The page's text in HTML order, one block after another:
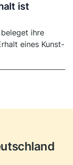
ist
ihre
eines Kunst-